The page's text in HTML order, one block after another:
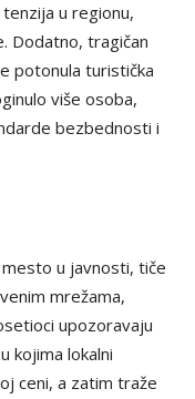
u regionu,
Dodatno, tragičan
potonula turistička
više osoba,
bezbednosti i
u javnosti, tiče
mrežama,
upozoravaju
kojima lokalni
ceni, a zatim traže